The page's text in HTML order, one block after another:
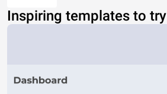
Inspiring templates to try